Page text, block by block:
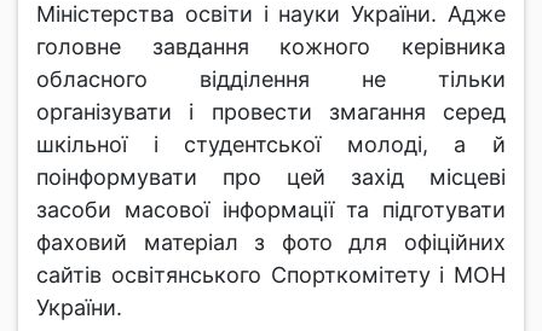
Міністерства освіти і науки України. Адже
головне завдання кожного керівника
обласного відділення не тільки
організувати і провести змагання серед
шкільної і студентської молоді, а й
поінформувати про цей захід місцеві
засоби масової інформації та підготувати
фаховий матеріал з фото для офіційних
сайтів освітянського Спорткомітету і МОН
України.